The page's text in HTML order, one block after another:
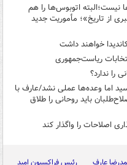
نیست؛البته اتوبوس‌ها را هم
از تاریخ»؛ مأموریت جدید
ریاست‌جمهوری
را ندارد؟
اما وعده‌ها عملی نشد/عارف با
باید روحانی را طلاق
اصلاحات را واگذار کند
عارف رئیس فراکسیون امید